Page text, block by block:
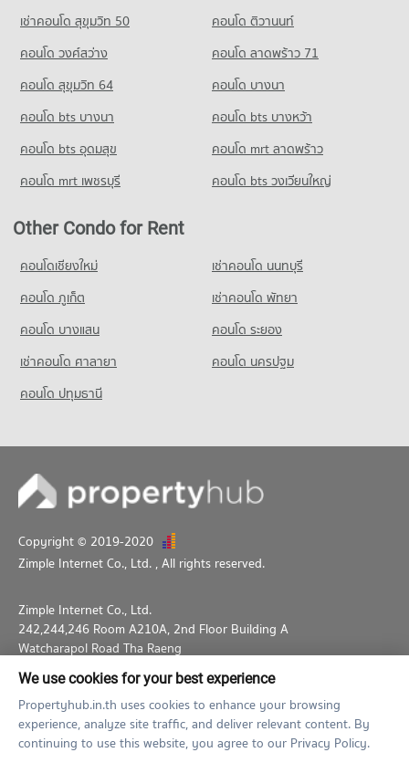
เช่าคอนโด สุขุมวิท 50
คอนโด ติวานนท์
คอนโด วงศ์สว่าง
คอนโด ลาดพร้าว 71
คอนโด สุขุมวิท 64
คอนโด บางนา
คอนโด bts บางนา
คอนโด bts บางหว้า
คอนโด bts อุดมสุข
คอนโด mrt ลาดพร้าว
คอนโด mrt เพชรบุรี
คอนโด bts วงเวียนใหญ่
Other Condo for Rent
คอนโดเชียงใหม่
เช่าคอนโด นนทบุรี
คอนโด ภูเก็ต
เช่าคอนโด พัทยา
คอนโด บางแสน
คอนโด ระยอง
เช่าคอนโด ศาลายา
คอนโด นครปฐม
คอนโด ปทุมธานี
Copyright © 2019-2020
Zimple Internet Co., Ltd. , All rights reserved.
Zimple Internet Co., Ltd.
242,244,246 Room A210A, 2nd Floor Building A
Watcharapol Road Tha Raeng
Bang Khen Bangkok 10230
02-026-3049
support@propertyhub.in.th
Term of Service
Privacy Policy Contact
We use cookies for your best experience
Propertyhub.in.th uses cookies to enhance your browsing
experience, analyze site traffic, and deliver relevant content. By
continuing to use this website, you agree to our Privacy Policy.